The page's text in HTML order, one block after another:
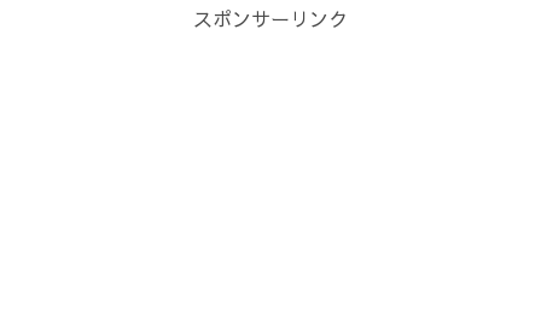
スポンサーリンク